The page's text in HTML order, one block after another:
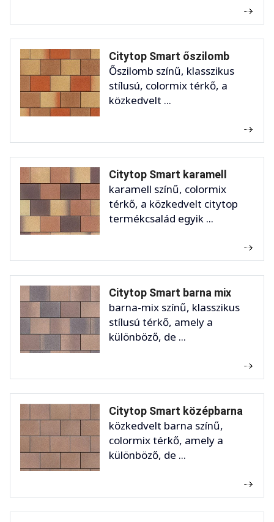
Citytop Smart őszilomb
Őszilomb színű, klasszikus
stílusú, colormix térkő, a
közkedvelt ...
Citytop Smart karamell
karamell színű, colormix
térkő, a közkedvelt citytop
termékcsalád egyik ...
Citytop Smart barna mix
barna-mix színű, klasszikus
stílusú térkő, amely a
különböző, de ...
Citytop Smart középbarna
közkedvelt barna színű,
colormix térkő, amely a
különböző, de ...